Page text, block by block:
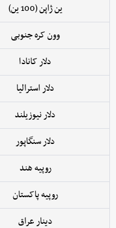
ین ژاپن (100 ین)
وون کره جنوبی
دلار کانادا
دلار استرالیا
دلار نیوزیلند
دلار سنگاپور
روپیه هند
روپیه پاکستان
دینار عراق